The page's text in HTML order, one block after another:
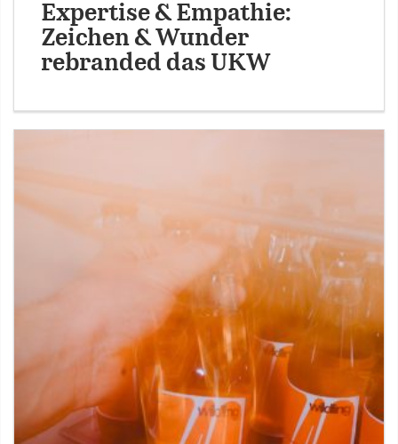
Expertise & Empathie:
Zeichen & Wunder
rebranded das UKW